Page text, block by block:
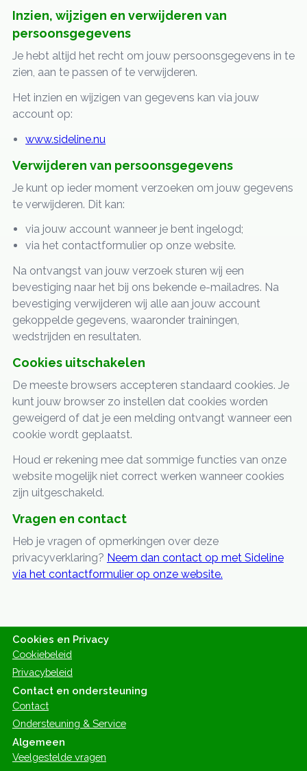
Inzien, wijzigen en verwijderen van
persoonsgegevens
Je hebt altijd het recht om jouw persoonsgegevens in te
zien, aan te passen of te verwijderen.
Het inzien en wijzigen van gegevens kan via jouw
account op:
www.sideline.nu
Verwijderen van persoonsgegevens
Je kunt op ieder moment verzoeken om jouw gegevens
te verwijderen. Dit kan:
via jouw account wanneer je bent ingelogd;
via het contactformulier op onze website.
Na ontvangst van jouw verzoek sturen wij een
bevestiging naar het bij ons bekende e-mailadres. Na
bevestiging verwijderen wij alle aan jouw account
gekoppelde gegevens, waaronder trainingen,
wedstrijden en resultaten.
Cookies uitschakelen
De meeste browsers accepteren standaard cookies. Je
kunt jouw browser zo instellen dat cookies worden
geweigerd of dat je een melding ontvangt wanneer een
cookie wordt geplaatst.
Houd er rekening mee dat sommige functies van onze
website mogelijk niet correct werken wanneer cookies
zijn uitgeschakeld.
Vragen en contact
Heb je vragen of opmerkingen over deze
privacyverklaring? Neem dan contact op met Sideline
via het contactformulier op onze website.
Cookies en Privacy
Cookiebeleid
Privacybeleid
Contact en ondersteuning
Contact
Ondersteuning & Service
Algemeen
Veelgestelde vragen